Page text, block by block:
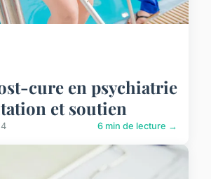
cure en psychiatrie
et soutien
6 min de lecture →